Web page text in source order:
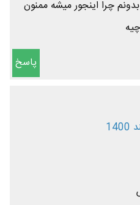
چرا اینجور میشه ممنون
پاسخ